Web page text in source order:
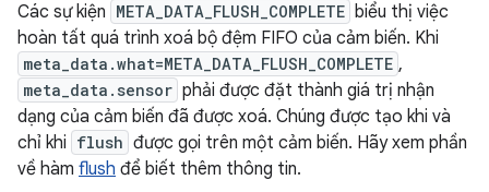
Các sự kiện META_DATA_FLUSH_COMPLETE biểu thị việc
hoàn tất quá trình xoá bộ đệm FIFO của cảm biến. Khi
meta_data.what=META_DATA_FLUSH_COMPLETE ,
meta_data.sensor phải được đặt thành giá trị nhận
dạng của cảm biến đã được xoá. Chúng được tạo khi và
chỉ khi flush được gọi trên một cảm biến. Hãy xem phần
về hàm flush để biết thêm thông tin.